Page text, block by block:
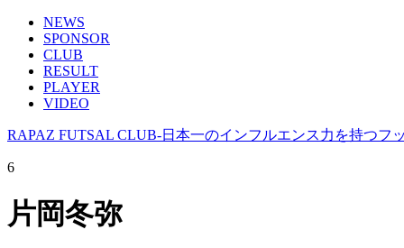
NEWS
SPONSOR
CLUB
RESULT
PLAYER
VIDEO
RAPAZ FUTSAL CLUB-日本一のインフルエンス力を持つフ
6
片岡冬弥